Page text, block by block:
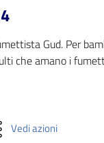
Gud. Per
che amano i
Vedi azioni